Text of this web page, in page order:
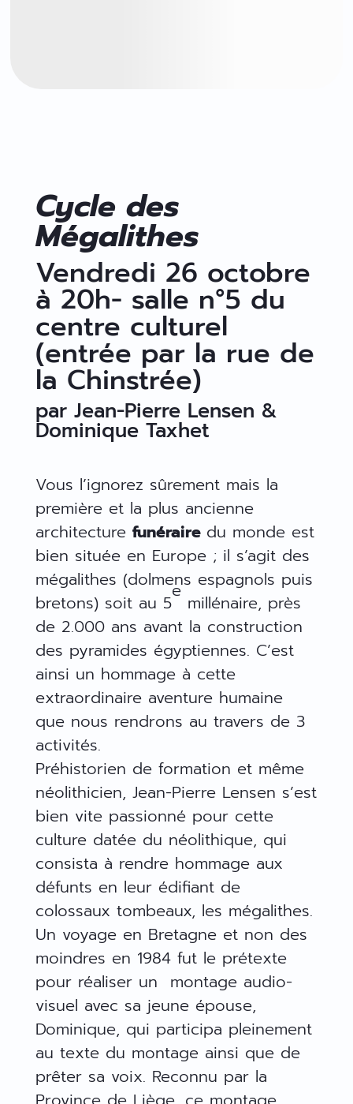
Cycle des
Mégalithes
Vendredi 26 octobre
à 20h- salle n°5 du
centre culturel
(entrée par la rue de
la Chinstrée)
par Jean-Pierre Lensen &
Dominique Taxhet
Vous l’ignorez sûrement mais la
première et la plus ancienne
architecture funéraire du monde est
bien située en Europe ; il s’agit des
mégalithes (dolmens espagnols puis
bretons) soit au 5
e
millénaire, près
de 2.000 ans avant la construction
des pyramides égyptiennes. C’est
ainsi un hommage à cette
extraordinaire aventure humaine
que nous rendrons au travers de 3
activités.
Préhistorien de formation et même
néolithicien, Jean-Pierre Lensen s’est
bien vite passionné pour cette
culture datée du néolithique, qui
consista à rendre hommage aux
défunts en leur édifiant de
colossaux tombeaux, les mégalithes.
Un voyage en Bretagne et non des
moindres en 1984 fut le prétexte
pour réaliser un montage audio-
visuel avec sa jeune épouse,
Dominique, qui participa pleinement
au texte du montage ainsi que de
prêter sa voix. Reconnu par la